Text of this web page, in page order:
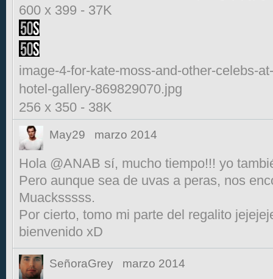
600 x 399 - 37K
image-4-for-kate-moss-and-other-celebs-
hotel-gallery-869829070.jpg
256 x 350 - 38K
May29 marzo 2014
Hola @ANAB sí, mucho tiempo!!! yo
Pero aunque sea de uvas a peras, nos
Muacksssss.
Por cierto, tomo mi parte del regalito
bienvenido xD
SeñoraGrey marzo 2014